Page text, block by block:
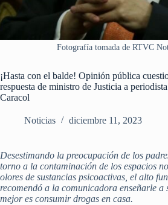
Fotografía tomada de RTVC
¡Hasta con el balde! Opinión pública
respuesta de ministro de Justicia a
Caracol
Noticias diciembre 11, 2023
Desestimando la preocupación de los
torno a la contaminación de los espacios
olores de sustancias psicoactivas, el alto
recomendó a la comunicadora enseñarle a
mejor es consumir drogas en casa.